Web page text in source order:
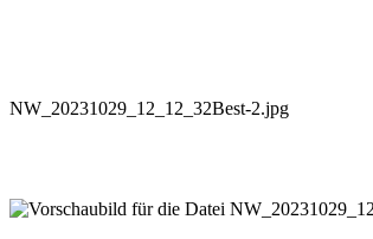
NW_20231029_12_12_32Best-2.jpg